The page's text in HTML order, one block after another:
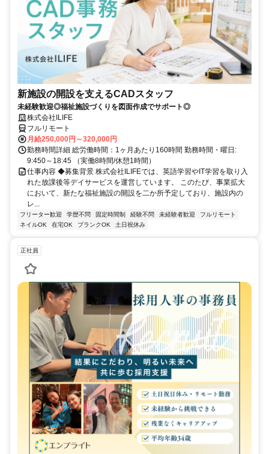
新施設の開設を支えるCADスタッフ
未経験歓迎◎福祉施設づくりを図面作成でサポート◎
株式会社ILIFE
フルリモート
月給250,000円～320,000円
勤務時間詳細 総労働時間：1ヶ月あたり160時間 勤務時間・曜日:
9:450～18:45 （実働8時間/休憩1時間）
仕事内容 ◆募集背景 株式会社ILIFEでは、英語学習やIT学習を取り入
れた放課後等デイサービスを運営しています。 このたび、事業拡大
において、新たな福祉施設の開設を二か所予定しており、施設内の
レ...
フリーター歓迎 学歴不問 固定時間制 経験不問 未経験者歓迎
フルリモート
ネイルOK
在宅OK ブランクOK 土日祝休み
正社員